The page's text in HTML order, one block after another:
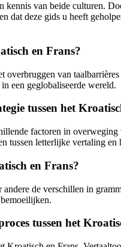
van beide culturen.
deze gids u heeft
en Frans?
van
een geglobaliseerde wereld.
tussen het
factoren in
letterlijke vertaling
en Frans?
de verschillen in
tussen het